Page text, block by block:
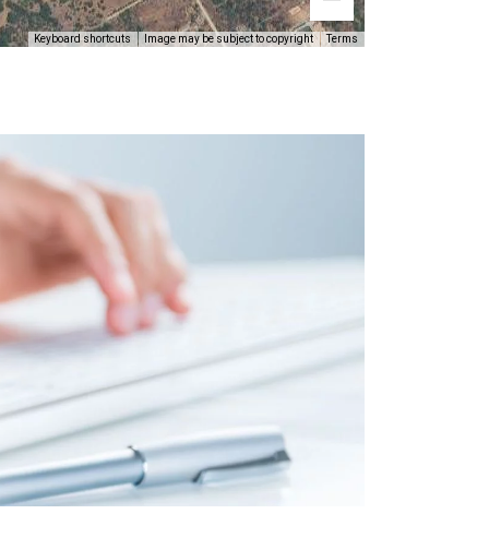
Keyboard shortcuts Image may be subject to copyright Terms